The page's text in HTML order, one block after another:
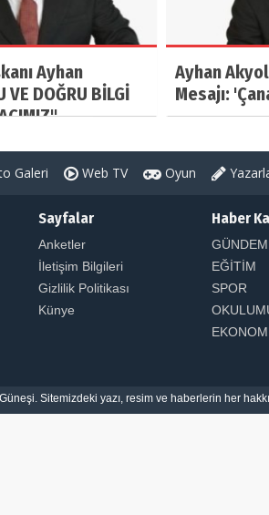
Ayhan
DOĞRU BİLGİ
Ayhan
Mesajı:
Galeri Web TV Oyun
Sayfalar
Anketler
İletişim Bilgileri
Gizlilik Politikası
Künye
Haber
GÜNDEM
EĞİTİM
SPOR
Sitemizdeki yazı, resim ve haberlerin her